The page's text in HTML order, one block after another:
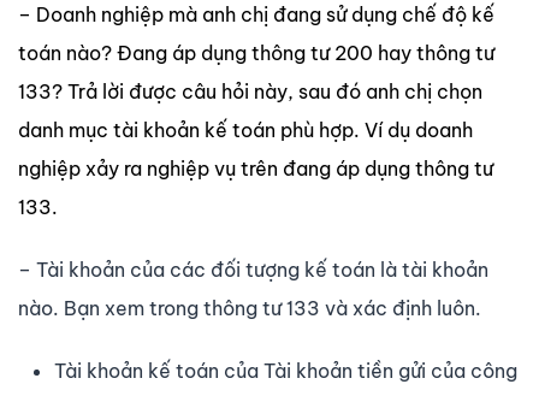
– Doanh nghiệp mà anh chị đang sử dụng chế độ kế
toán nào? Đang áp dụng thông tư 200 hay thông tư
133? Trả lời được câu hỏi này, sau đó anh chị chọn
danh mục tài khoản kế toán phù hợp. Ví dụ doanh
nghiệp xảy ra nghiệp vụ trên đang áp dụng thông tư
133.
– Tài khoản của các đối tượng kế toán là tài khoản
nào. Bạn xem trong thông tư 133 và xác định luôn.
Tài khoản kế toán của Tài khoản tiền gửi của công